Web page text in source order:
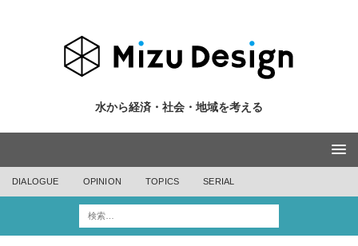
水から経済・社会・地域を考える
DIALOGUE OPINION TOPICS SERIAL